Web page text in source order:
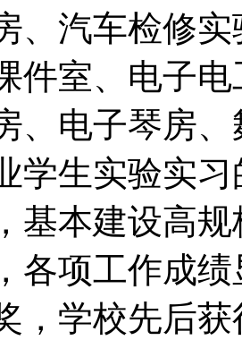
、汽车检修
件室、电子
、电子琴房
学生实验实
基本建设高
各项工作成
，学校先后